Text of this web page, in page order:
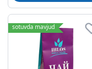
sotuvda mavjud